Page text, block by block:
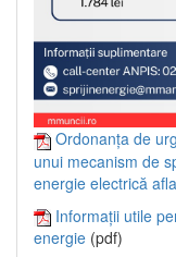
Ordonanța de
unui mecanism de
energie electrică
Informații utile
energie (pdf)